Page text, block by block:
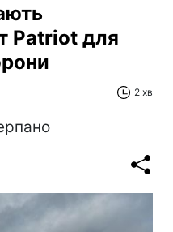
Patriot для
2 хв